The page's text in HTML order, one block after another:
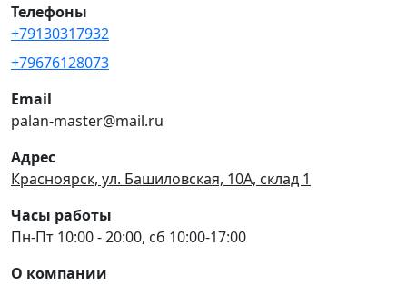
Телефоны
+79130317932
+79676128073
Email
palan-master@mail.ru
Адрес
Красноярск, ул. Башиловская, 10А, склад 1
Часы работы
Пн-Пт 10:00 - 20:00, сб 10:00-17:00
О компании